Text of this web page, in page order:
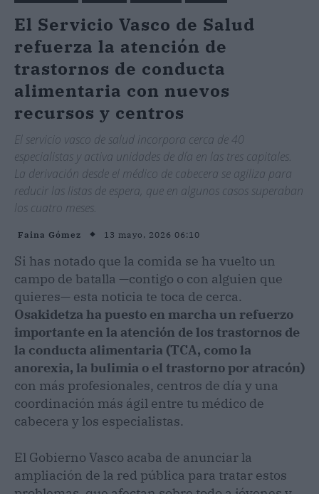
El Servicio Vasco de Salud
refuerza la atención de
trastornos de conducta
alimentaria con nuevos
recursos y centros
El servicio vasco de salud incorpora cerca de 40
especialistas y activa unidades de día en las tres capitales.
La derivación desde el médico de cabecera se agiliza para
reducir las listas de espera, que en algunos casos superaban
los cuatro meses.
Faina Gómez 13 mayo, 2026 06:10
Si has notado que la comida se ha vuelto un
campo de batalla —contigo o con alguien que
quieres— esta noticia te toca de cerca.
Osakidetza ha puesto en marcha un refuerzo
importante en la atención de los trastornos de
la conducta alimentaria (TCA, como la
anorexia, la bulimia o el trastorno por atracón)
con más profesionales, centros de día y una
coordinación más ágil entre tu médico de
cabecera y los especialistas.
El Gobierno Vasco acaba de anunciar la
ampliación de la red pública para tratar estos